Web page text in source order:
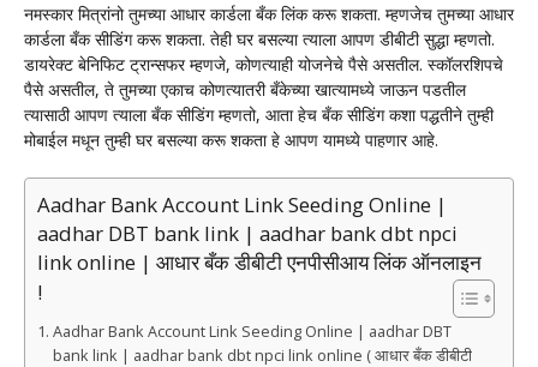
नमस्कार मित्रांनो तुमच्या आधार कार्डला बँक लिंक करू शकता. म्हणजेच तुमच्या आधार
कार्डला बँक सीडिंग करू शकता. तेही घर बसल्या त्याला आपण डीबीटी सुद्धा म्हणतो.
डायरेक्ट बेनिफिट ट्रान्सफर म्हणजे, कोणत्याही योजनेचे पैसे असतील. स्कॉलरशिपचे
पैसे असतील, ते तुमच्या एकाच कोणत्यातरी बँकेच्या खात्यामध्ये जाऊन पडतील
त्यासाठी आपण त्याला बँक सीडिंग म्हणतो, आता हेच बँक सीडिंग कशा पद्धतीने तुम्ही
मोबाईल मधून तुम्ही घर बसल्या करू शकता हे आपण यामध्ये पाहणार आहे.
Aadhar Bank Account Link Seeding Online |
aadhar DBT bank link | aadhar bank dbt npci
link online | आधार बँक डीबीटी एनपीसीआय लिंक ऑनलाइन
!
Aadhar Bank Account Link Seeding Online | aadhar DBT
bank link | aadhar bank dbt npci link online ( आधार बँक डीबीटी